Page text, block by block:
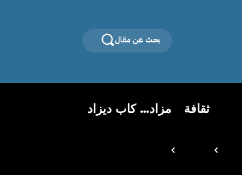
بحث عن مقال
ثقافة مزاد… كاب ديزاد